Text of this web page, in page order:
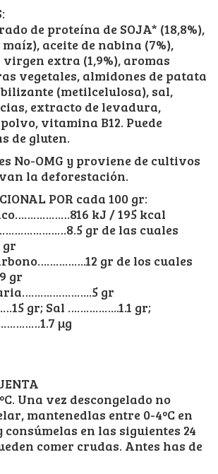
de proteína de SOJA* (18,8%),
aceite de nabina (7%),
extra (1,9%), aromas
vegetales, almidones de patata
(metilcelulosa), sal,
extracto de levadura,
vitamina B12. Puede
de gluten.
No-OMG y proviene de cultivos
la deforestación.
POR cada 100 gr:
kJ / 195 kcal
gr de las cuales
gr
gr de los cuales
gr
gr
gr; Sal ……………..1.1 gr;
µg
Una vez descongelado no
mantenedlas entre 0-4ºC en
en las siguientes 24
comer crudas. Antes has de